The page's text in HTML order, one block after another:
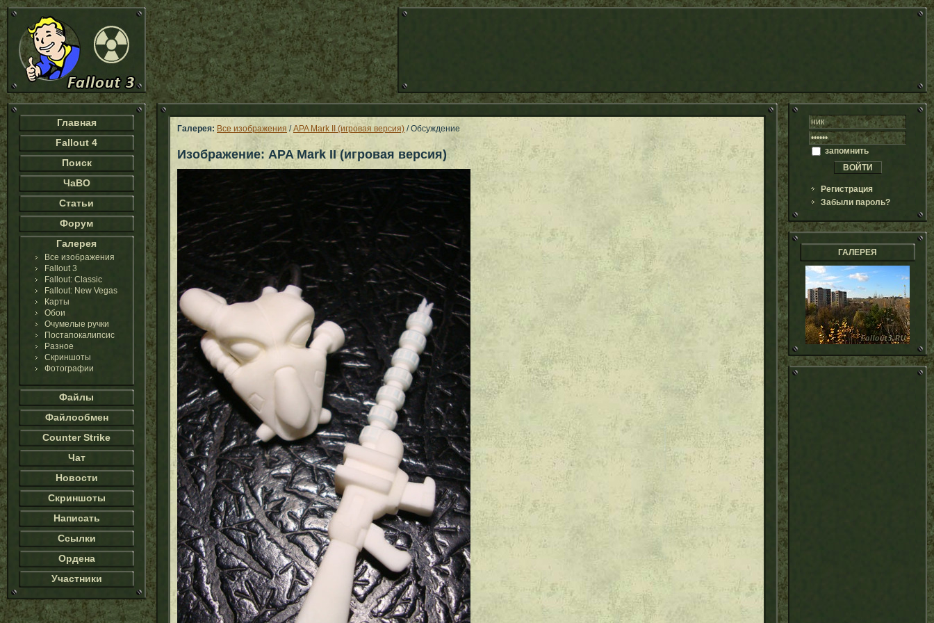
Главная
Fallout 4
Поиск
ЧаВО
Статьи
Форум
Галерея
Все изображения
Fallout 3
Fallout: Classic
Fallout: New Vegas
Карты
Обои
Очумелые ручки
Постапокалипсис
Разное
Скриншоты
Фотографии
Файлы
Файлообмен
Counter Strike
Чат
Новости
Скриншоты
Написать
Ссылки
Ордена
Участники
Галерея: Все изображения /APA Mark II (игровая версия) / Обсуждение
Изображение: APA Mark II (игровая версия) запомнить
Регистрация
Забыли пароль?
ГАЛЕРЕЯ